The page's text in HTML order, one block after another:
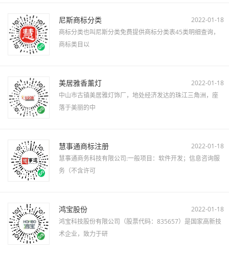
尼斯商标分类
2022-01-18
商标分类也叫尼斯分类免费提供商标分类表45类明细查询，
商标类目以
美居雅香薰灯
2022-01-18
中山市古镇美居雅灯饰厂，地处经济发达的珠江三角洲，座
落于美丽的中
慧事通商标注册
2022-01-18
慧事通商务科技有限公司:一般项目：软件开发；信息咨询服
务（不含许可
鸿宝股份
2022-01-18
鸿宝科技股份有限公司（股票代码：835657）是国家高新技
术企业，致力于研